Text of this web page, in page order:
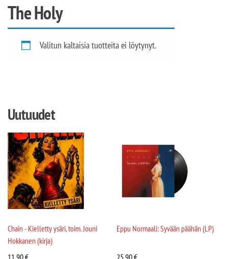
The Holy
Valitun kaltaisia tuotteita ei löytynyt.
Uutuudet
Chain - Kielletty ysäri, toim. Jouni
Hokkanen (kirja)
11,90€
Eppu Normaali: Syvään päähän (LP)
25,90€